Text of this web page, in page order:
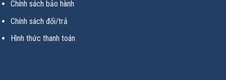
Chính sách bảo hành
Chính sách đổi/trả
Hình thức thanh toán